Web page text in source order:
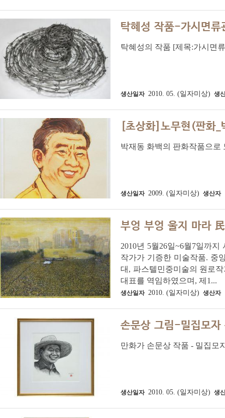
탁혜성 작품-가시면류
탁혜성의 작품 [제목:가시면
생산일자 2010. 05. (일자미상) 생
[초상화]노무현(판화_
박재동 화백의 판화작품으로
생산일자 2009. (일자미상) 생산자
부엉 부엉 울지 마라
2010년 5월26일~6월7일까
작가가 기증한 미술작품. 중
대, 파스텔민중미술의 원로
대표를 역임하였으며, 제1...
생산일자 2010. (일자미상) 생산자
손문상 그림-밀집모
만화가 손문상 작품 - 밀집모
생산일자 2010. 05. (일자미상) 생